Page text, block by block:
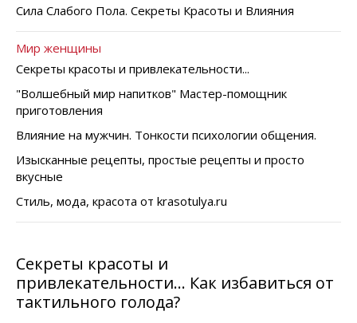
Сила Слабого Пола. Секреты Красоты и Влияния
Мир женщины
Секреты красоты и привлекательности...
"Волшебный мир напитков" Мастер-помощник
приготовления
Влияние на мужчин. Тонкости психологии общения.
Изысканные рецепты, простые рецепты и просто
вкусные
Стиль, мода, красота от krasotulya.ru
Секреты красоты и
привлекательности... Как избавиться от
тактильного голода?